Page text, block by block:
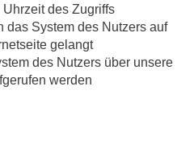
des Zugriffs
System des Nutzers auf
gelangt
des Nutzers über unsere
werden